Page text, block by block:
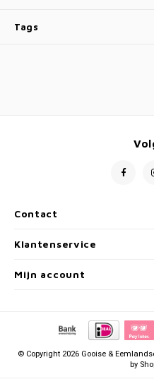
Tags
Contact
Klantenservice
Mijn account
© Copyright 2026 Gooise &
by